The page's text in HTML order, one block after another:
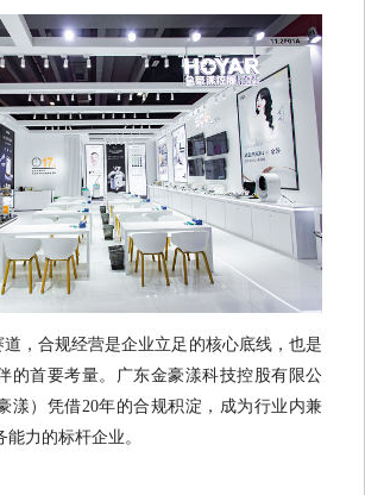
，合规经营是企业立足的核心底线，也是
的首要考量。广东金豪漾科技控股有限公
漾）凭借20年的合规积淀，成为行业内兼
力的标杆企业。